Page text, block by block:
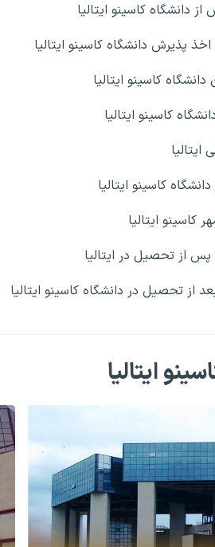
دانشگاه کاسینو ایتالیا
پذیرش دانشگاه کاسینو ایتالیا
کاسینو ایتالیا
کاسینو ایتالیا
کاسینو ایتالیا
کاسینو ایتالیا
از تحصیل در ایتالیا
از تحصیل در دانشگاه کاسینو ایتالیا
ایتالیا